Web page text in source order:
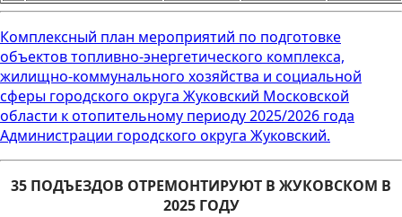
Комплексный план мероприятий по подготовке
объектов топливно-энергетического комплекса,
жилищно-коммунального хозяйства и социальной
сферы городского округа Жуковский Московской
области к отопительному периоду 2025/2026 года
Администрации городского округа Жуковский.
35 ПОДЪЕЗДОВ ОТРЕМОНТИРУЮТ В ЖУКОВСКОМ В
2025 ГОДУ